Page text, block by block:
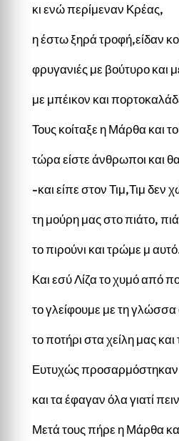
κι ενώ περίμεναν Κρέας,
η έστω ξηρά τροφή,είδαν
φρυγανιές με βούτυρο και
με μπέικον και
Τους κοίταξε η Μάρθα και
τώρα είστε άνθρωποι και
-και είπε στον Τιμ,Τιμ δεν
τη μούρη μας στο πιάτο,
το πιρούνι και τρώμε μ
Και εσύ Λίζα το χυμό από
το γλείφουμε με τη
το ποτήρι στα χείλη μας
Ευτυχώς
και τα έφαγαν όλα γιατί
Μετά τους πήρε η Μάρθα